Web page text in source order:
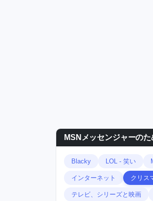
MSNメッセンジャーの
Blacky LOL - 笑い
インターネット クリス
テレビ、シリーズと映画